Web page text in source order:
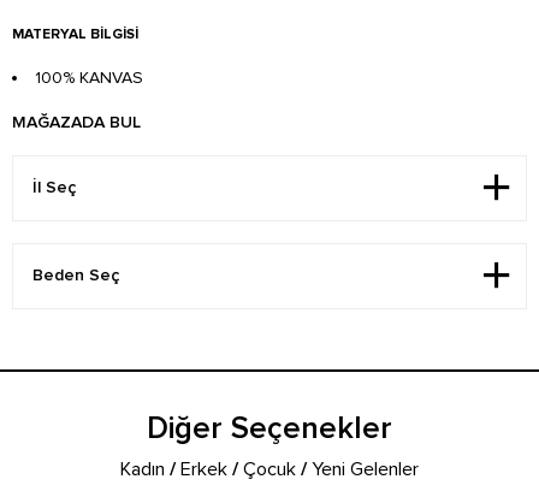
MATERYAL BILGISI
100% KANVAS
MAĞAZADA BUL
Diğer Seçenekler
Kadın /Erkek /Çocuk /Yeni Gelenler